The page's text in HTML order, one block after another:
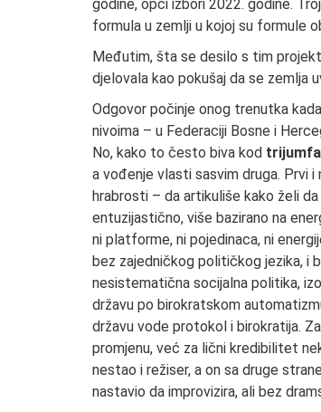
godine, opći izbori 2022. godine.
formula u zemlji u kojoj su formule
Međutim, šta se desilo s tim
djelovala kao pokušaj da se zemlja
Odgovor počinje onog trenutka
nivoima – u Federaciji Bosne i
No, kako to često biva kod
a vođenje vlasti sasvim druga. Prvi i
hrabrosti – da artikuliše kako želi
entuzijastično, više bazirano na
ni platforme, ni pojedinaca, ni
bez zajedničkog političkog jezika, i
nesistematična socijalna politika,
državu po birokratskom
državu vode protokol i birokratija.
promjenu, već za lični kredibilitet
nestao i režiser, a on sa druge
nastavio da improvizira, ali bez